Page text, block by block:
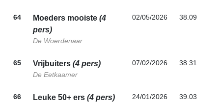
64 Moeders mooiste (4
pers)
De Woerdenaar
02/05/2026 38.09
65 Vrijbuiters (4 pers)
De Eetkaamer
07/02/2026 38.31
66 Leuke 50+ ers (4 pers) 24/01/2026 39.03